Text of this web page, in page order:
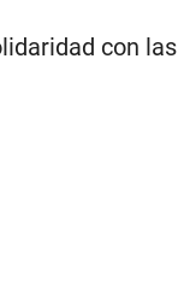
con las